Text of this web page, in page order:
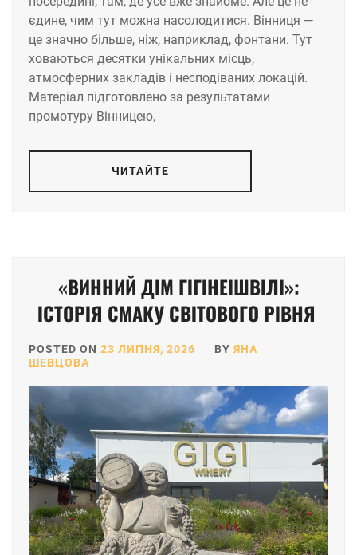
єдине, чим тут можна насолодитися. Вінниця —
це значно більше, ніж, наприклад, фонтани. Тут
ховаються десятки унікальних місць,
атмосферних закладів і несподіваних локацій.
Матеріал підготовлено за результатами
промотуру Вінницею,
ЧИТАЙТЕ
«ВИННИЙ ДІМ ГІГІНЕІШВІЛІ»:
ІСТОРІЯ СМАКУ СВІТОВОГО РІВНЯ
POSTED ON 23 ЛИПНЯ, 2026 BY ЯНА
ШЕВЦОВА